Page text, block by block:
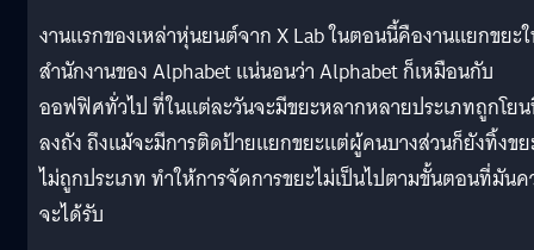
งานแรกของเหล่าหุ่นยนต์จาก X Lab ในตอนนี้คืองานแยกขยะ
สำนักงานของ Alphabet แน่นอนว่า Alphabet ก็เหมือนกับ
ออฟฟิศทั่วไป ที่ในแต่ละวันจะมีขยะหลากหลายประเภทถูกโย
ลงถัง ถึงแม้จะมีการติดป้ายแยกขยะแต่ผู้คนบางส่วนก็ยังทิ้งข
ไม่ถูกประเภท ทำให้การจัดการขยะไม่เป็นไปตามขั้นตอนที่มันค
จะได้รับ